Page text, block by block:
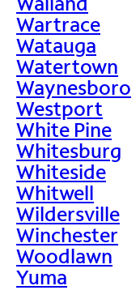
Wartrace
Watauga
Watertown
Waynesboro
Westport
White Pine
Whitesburg
Whiteside
Whitwell
Wildersville
Winchester
Woodlawn
Yuma